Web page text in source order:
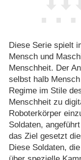
Diese Serie spielt
Mensch und
Menschheit. Der
selbst halb
Regime im Stile
Menschheit zu
Roboterkörper
Soldaten,
das Ziel gesetzt
Diese Soldaten,